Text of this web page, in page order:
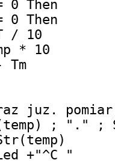
Then
Then
/ 10
* 10
Tm
juz.
; "." ;
+"^C "